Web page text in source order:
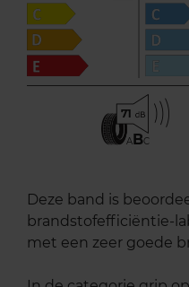
71
ABC
Deze band is
brandstofefficiëntie-
met een zeer goede